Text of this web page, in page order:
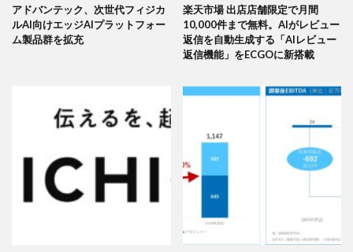
アドバンテック、次世代フィジカ
ルAI向けエッジAIプラットフォー
ム製品群を拡充
楽天市場 出店店舗限定で月間
10,000件まで無料。AIがレビュー
返信を自動生成する「AIレビュー
返信機能」をECGOに新搭載